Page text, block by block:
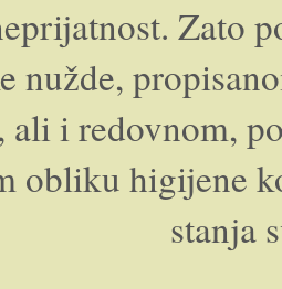
Zato
nužde,
ali i redovnom,
obliku higijene
stanja